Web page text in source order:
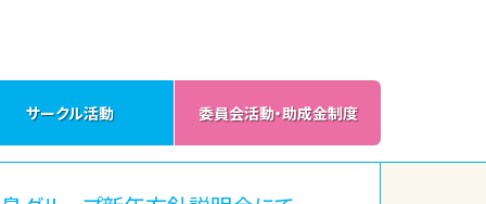
サークル活動 委員会活動・助成金制度